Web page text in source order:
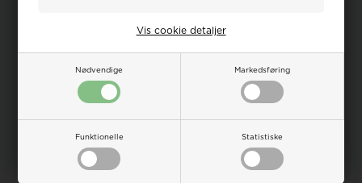
Nødvendige Markedsføring
Funktionelle Statistiske
Vis cookie detaljer
Bestillingsvare - 3-7 hverdage Bestillingsvare - 3-7 hverdage